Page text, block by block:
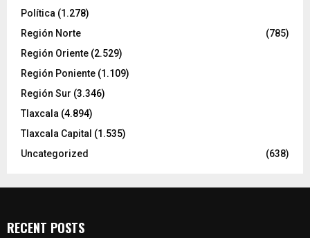
Política (1.278)
Región Norte
(785)
Región Oriente (2.529)
Región Poniente (1.109)
Región Sur (3.346)
Tlaxcala (4.894)
Tlaxcala Capital (1.535)
Uncategorized
(638)
RECENT POSTS